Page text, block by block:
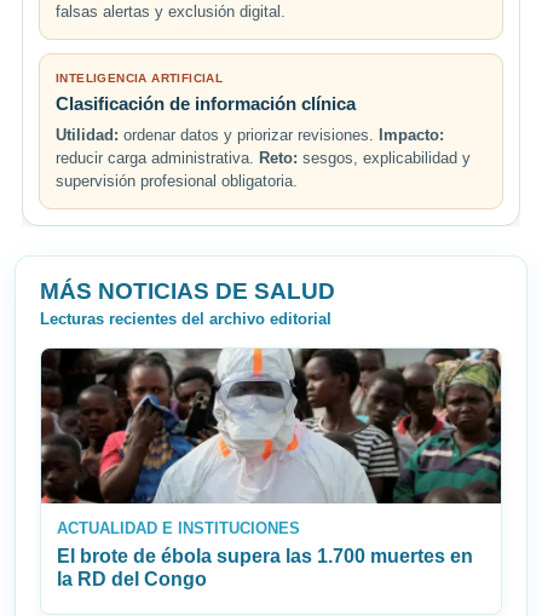
falsas alertas y exclusión digital.
INTELIGENCIA ARTIFICIAL
Clasificación de información clínica
Utilidad: ordenar datos y priorizar revisiones. Impacto:
reducir carga administrativa. Reto: sesgos, explicabilidad y
supervisión profesional obligatoria.
MÁS NOTICIAS DE SALUD
Lecturas recientes del archivo editorial
ACTUALIDAD E INSTITUCIONES
El brote de ébola supera las 1.700 muertes en
la RD del Congo